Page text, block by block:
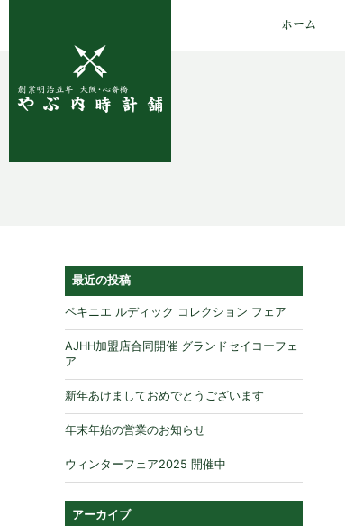
ホーム
最近の投稿
ペキニエ ルディック コレクション フェア
AJHH加盟店合同開催 グランドセイコーフェ
ア
新年あけましておめでとうございます
年末年始の営業のお知らせ
ウィンターフェア2025 開催中
アーカイブ